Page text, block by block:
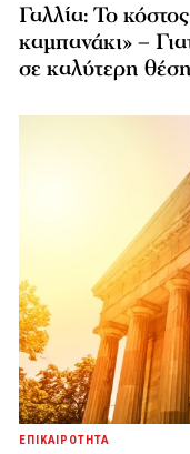
Γαλλία: Το
καμπανάκι» –
σε καλύτερη θέση
ΕΠΙΚΑΙΡΟΤΗΤΑ